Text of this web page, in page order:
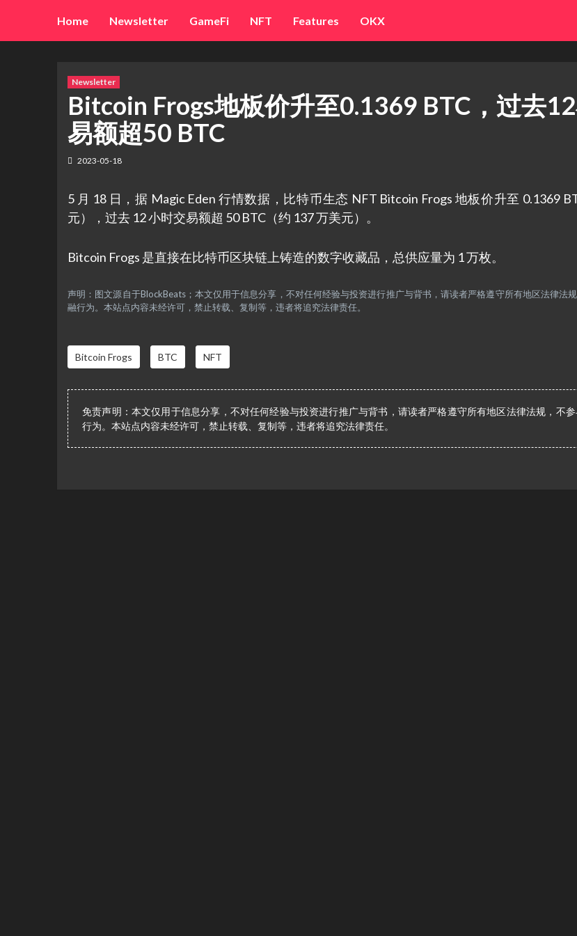
content
Home Newsletter GameFi NFT Features OKX
Newsletter
Bitcoin Frogs地板价升至0.1369 BTC，过去
易额超50 BTC
2023-05-18
5 月 18 日，据 Magic Eden 行情数据，比特币生态 NFT Bitcoin Frogs 地板价升至 0.1369
元），过去 12 小时交易额超 50 BTC（约 137 万美元）。
Bitcoin Frogs 是直接在比特币区块链上铸造的数字收藏品，总供应量为 1 万枚。
声明：图文源自于BlockBeats；本文仅用于信息分享，不对任何经验与投资进行推广与背书，请读者严格遵守所有地区法律法
融行为。本站点内容未经许可，禁止转载、复制等，违者将追究法律责任。
Bitcoin Frogs BTC NFT
免责声明：本文仅用于信息分享，不对任何经验与投资进行推广与背书，请读者严格遵守所有地区法律法规，不
行为。本站点内容未经许可，禁止转载、复制等，违者将追究法律责任。